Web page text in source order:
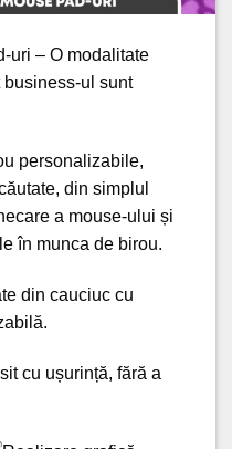
uri – O modalitate
ul sunt
personalizabile,
din simplul
a mouse-ului și
în munca de birou.
din cauciuc cu
cu ușurință, fără a